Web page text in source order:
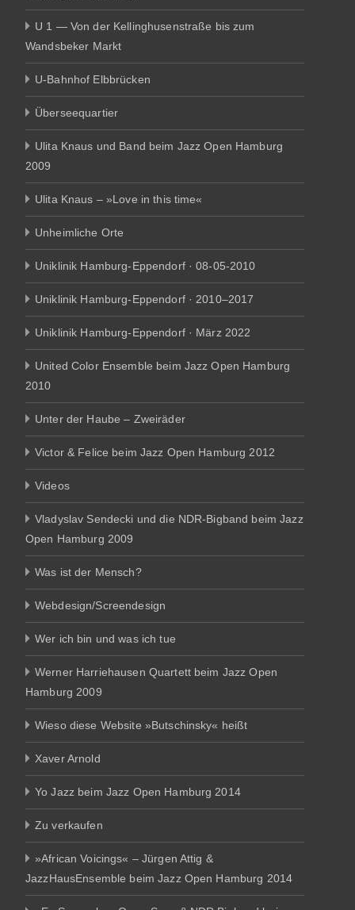
U 1 — Von der Kellinghusenstraße bis zum
Wandsbeker Markt
U-Bahnhof Elbbrücken
Überseequartier
Ulita Knaus und Band beim Jazz Open Hamburg
2009
Ulita Knaus – »Love in this time«
Unheimliche Orte
Uniklinik Hamburg-Eppendorf · 08-05-2010
Uniklinik Hamburg-Eppendorf · 2010–2017
Uniklinik Hamburg-Eppendorf · März 2022
United Color Ensemble beim Jazz Open Hamburg
2010
Unter der Haube – Zweiräder
Victor & Felice beim Jazz Open Hamburg 2012
Videos
Vladyslav Sendecki und die NDR-Bigband beim Jazz
Open Hamburg 2009
Was ist der Mensch?
Webdesign/Screendesign
Wer ich bin und was ich tue
Werner Harriehausen Quartett beim Jazz Open
Hamburg 2009
Wieso diese Website »Butschinsky« heißt
Xaver Arnold
Yo Jazz beim Jazz Open Hamburg 2014
Zu verkaufen
»African Voicings« – Jürgen Attig &
JazzHausEnsemble beim Jazz Open Hamburg 2014